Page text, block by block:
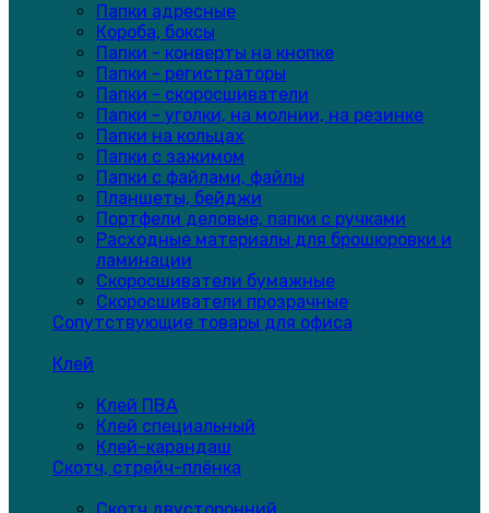
Папки адресные
Короба, боксы
Папки - конверты на кнопке
Папки - регистраторы
Папки - скоросшиватели
Папки - уголки, на молнии, на резинке
Папки на кольцах
Папки с зажимом
Папки с файлами, файлы
Планшеты, бейджи
Портфели деловые, папки с ручками
Расходные материалы для брошюровки и
ламинации
Скоросшиватели бумажные
Скоросшиватели прозрачные
Сопутствующие товары для офиса
Клей
Клей ПВА
Клей специальный
Клей-карандаш
Скотч, стрейч-плёнка